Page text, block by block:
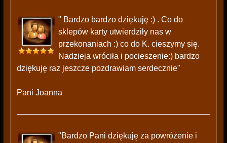
" Bardzo bardzo dziękuję :) . Co do
sklepów karty utwierdziły nas w
przekonaniach :) co do K. cieszymy się.
Nadzieja wróciła i pocieszenie:) bardzo
dziękuję raz jeszcze pozdrawiam serdecznie"
Pani Joanna
"Bardzo Pani dziękuję za powróżenie i